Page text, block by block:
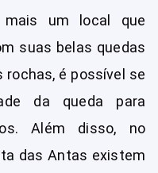
um local que
suas belas quedas
rochas, é possível se
da queda para
Além disso, no
das Antas existem